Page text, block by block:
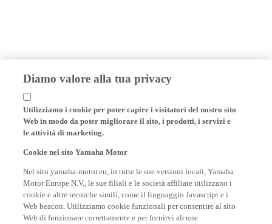
Diamo valore alla tua privacy
Utilizziamo i cookie per poter capire i visitatori del nostro sito
Web in modo da poter migliorare il sito, i prodotti, i servizi e
le attività di marketing.
Cookie nel sito Yamaha Motor
Nel sito yamaha-motor.eu, in tutte le sue versioni locali, Yamaha
Motor Europe N.V., le sue filiali e le società affiliate utilizzano i
cookie e altre tecniche simili, come il linguaggio Javascript e i
Web beacon. Utilizziamo cookie funzionali per consentire al sito
Web di funzionare correttamente e per fornirvi alcune